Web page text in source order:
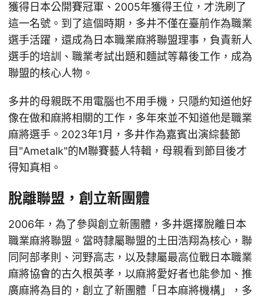
獲得日本公開賽冠軍、2005年獲得王位，才洗刷了
這一名號。到了這個時期，多井不僅在臺前作為職業
選手活躍，還成為日本職業麻將聯盟理事，負責新人
選手的培訓、職業考試出題和麵試等幕後工作，成為
聯盟的核心人物。
多井的母親既不用電腦也不用手機，只隱約知道他好
像在做和麻將相關的工作，多年來並不知道他是職業
麻將選手。2023年1月，多井作為嘉賓出演綜藝節
目"Ametalk"的M聯賽藝人特輯，母親看到節目後才
得知真相。
脫離聯盟，創立新團體
2006年，為了參與創立新團體，多井選擇脫離日本
職業麻將聯盟。當時隸屬聯盟的土田浩翔為核心，聯
同阿部孝則、河野高志，以及隸屬最高位戰日本職業
麻將協會的古久根英孝，以麻將愛好者也能參加、推
廣麻將為目的，創立了新團體「日本麻將機構」，多